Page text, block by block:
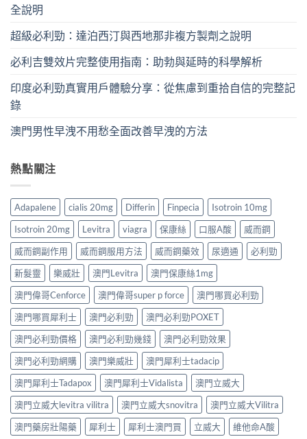
全說明
超級必利勁：達泊西汀與西地那非複方製劑之說明
必利吉雙效片完整使用指南：助勃與延時的科學解析
印度必利勁真實用戶體驗分享：從焦慮到重拾自信的完整記
錄
澳門男性早洩不用愁全面改善早洩的方法
熱點關注
Adapalene cialis 20mg Differin Finpecia
Isotroin 10mg
Isotroin 20mg
Levitra viagra 保康絲 口服A酸
威而鋼
威而鋼副作用
威而鋼服用方法 威而鋼藥效 尿適通
必利勁
新髮靈
樂威壯 澳門Levitra
澳門保康絲1mg
澳門偉哥Cenforce
澳門偉哥super p force
澳門哪買必利勁
澳門哪買犀利士
澳門必利勁
澳門必利勁POXET
澳門必利勁價格
澳門必利勁幾錢
澳門必利勁效果
澳門必利勁網購
澳門樂威壯
澳門犀利士tadacip
澳門犀利士Tadapox
澳門犀利士Vidalista
澳門立威大
澳門立威大levitra vilitra
澳門立威大snovitra
澳門立威大Vilitra
澳門藥房壯陽藥
犀利士 犀利士澳門買 立威大 維他命A酸